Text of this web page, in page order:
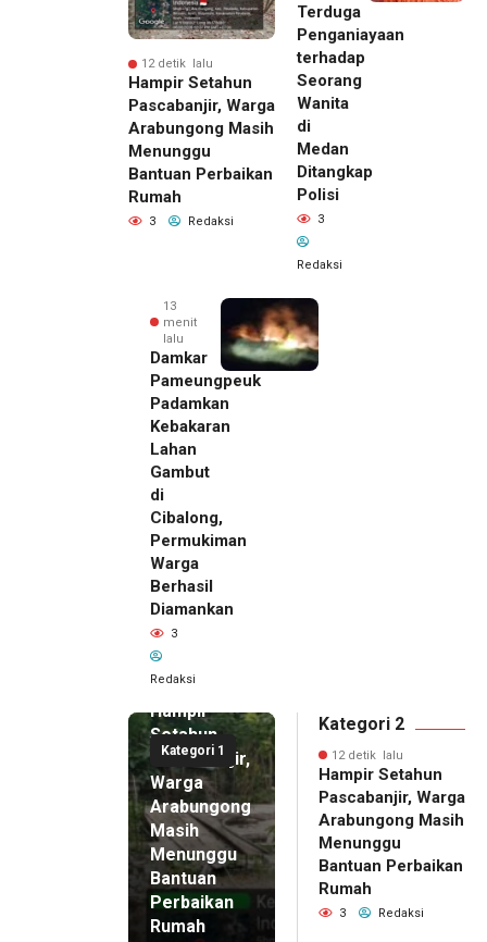
12 detik lalu
Hampir Setahun
Pascabanjir, Warga
Arabungong Masih
Menunggu
Bantuan Perbaikan
Rumah
3 Redaksi
Terduga
Penganiayaan
terhadap
Seorang
Wanita
di
Medan
Ditangkap
Polisi
3
Redaksi
13
menit
lalu
Damkar
Pameungpeuk
Padamkan
Kebakaran
Lahan
Gambut
di
Cibalong,
Permukiman
Warga
Berhasil
Diamankan
3
Redaksi
Kategori 1
12 detik
Hampir
Setahun
Pascabanjir,
Warga
Arabungong
Masih
Menunggu
Bantuan
Perbaikan
Rumah
Kategori 2
12 detik lalu
Hampir Setahun
Pascabanjir, Warga
Arabungong Masih
Menunggu
Bantuan Perbaikan
Rumah
3 Redaksi